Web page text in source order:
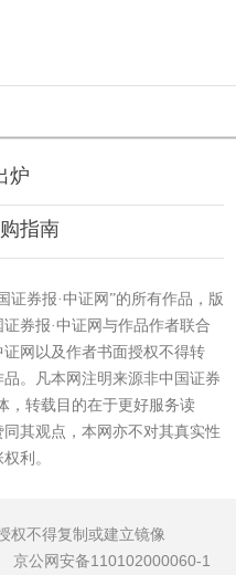
炉
指南
证券报·中证网”的所有作品，版
券报·中证网与作品作者联合
网以及作者书面授权不得转
。凡本网注明来源非中国证券
，转载目的在于更好服务读
其观点，本网亦不对其真实性
利。
权不得复制或建立镜像
公网安备110102000060-1